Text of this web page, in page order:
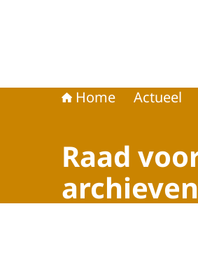
Home Actueel
Raad
archieven